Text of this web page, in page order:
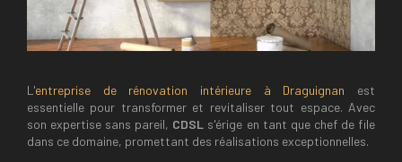
L'entreprise de rénovation intérieure à Draguignan est
essentielle pour transformer et revitaliser tout espace. Avec
son expertise sans pareil, CDSL s'érige en tant que chef de file
dans ce domaine, promettant des réalisations exceptionnelles.